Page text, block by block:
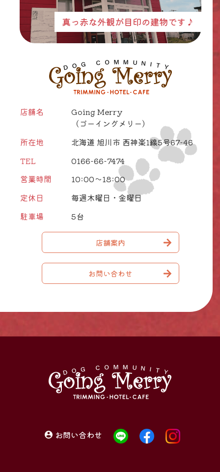
真っ赤な外観が目印の建物です♪
店舗名
Going Merry
（ゴーイングメリー）
所在地
北海道 旭川市 西神楽1線5号67-46
TEL
0166-66-7474
営業時間
10:00～18:00
定休日
毎週木曜日・金曜日
駐車場
5台
店舗案内
お問い合わせ
お問い合わせ